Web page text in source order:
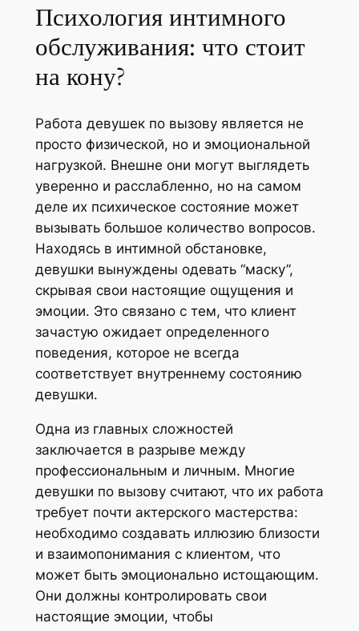
Психология интимного
обслуживания: что стоит
на кону?
Работа девушек по вызову является не
просто физической, но и эмоциональной
нагрузкой. Внешне они могут выглядеть
уверенно и расслабленно, но на самом
деле их психическое состояние может
вызывать большое количество вопросов.
Находясь в интимной обстановке,
девушки вынуждены одевать “маску”,
скрывая свои настоящие ощущения и
эмоции. Это связано с тем, что клиент
зачастую ожидает определенного
поведения, которое не всегда
соответствует внутреннему состоянию
девушки.
Одна из главных сложностей
заключается в разрыве между
профессиональным и личным. Многие
девушки по вызову считают, что их работа
требует почти актерского мастерства:
необходимо создавать иллюзию близости
и взаимопонимания с клиентом, что
может быть эмоционально истощающим.
Они должны контролировать свои
настоящие эмоции, чтобы